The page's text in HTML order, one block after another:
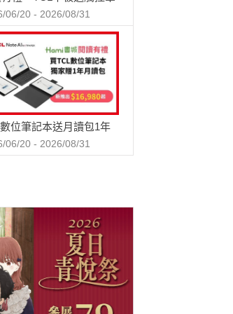
06/20 - 2026/08/31
位筆記本送月讀包1年
06/20 - 2026/08/31